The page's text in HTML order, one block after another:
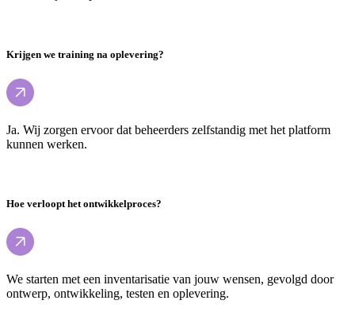
Krijgen we training na oplevering?
Ja. Wij zorgen ervoor dat beheerders zelfstandig met het platform
kunnen werken.
Hoe verloopt het ontwikkelproces?
We starten met een inventarisatie van jouw wensen, gevolgd door
ontwerp, ontwikkeling, testen en oplevering.